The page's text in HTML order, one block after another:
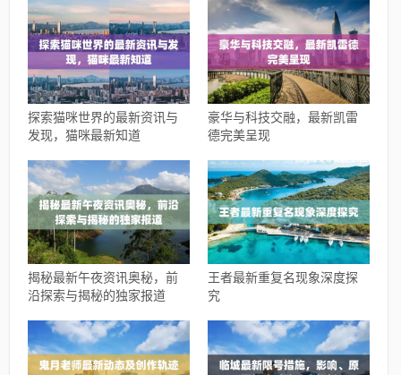
探索猫咪世界的最新资讯与
发现，猫咪最新知道
豪华与科技交融，最新凯雷
德完美呈现
揭秘最新午夜资讯奥秘，前
沿探索与揭秘的独家报道
王者最新重复名现象深度探
究